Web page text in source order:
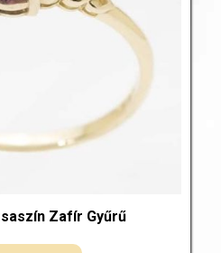
Zafír Gyűrű